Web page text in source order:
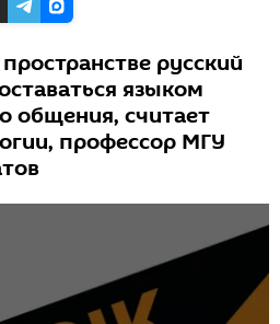
русский
языком
общения, считает
профессор МГУ